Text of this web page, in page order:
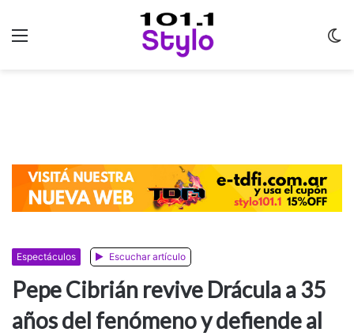
Espectáculos Escuchar artículo
Pepe Cibrián revive Drácula a 35
años del fenómeno y defiende al